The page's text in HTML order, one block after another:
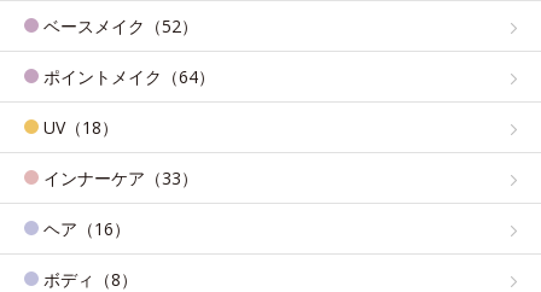
ベースメイク（52）
ポイントメイク（64）
UV（18）
インナーケア（33）
ヘア（16）
ボディ（8）